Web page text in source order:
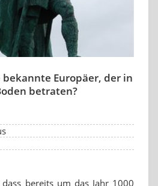
Europäer, der in
betraten?
bereits um das Jahr 1000